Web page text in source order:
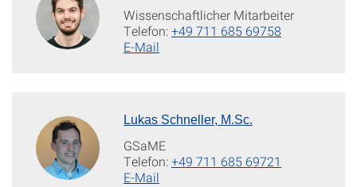
Wissenschaftlicher Mitarbeiter
Telefon:+49 711 685 69758
E-Mail
Lukas Schneller, M.Sc.
GSaME
Telefon:+49 711 685 69721
E-Mail